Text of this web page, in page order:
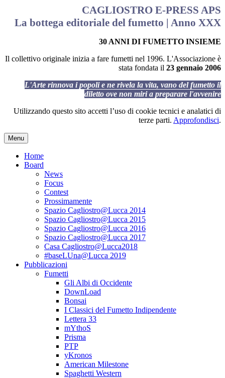
CAGLIOSTRO E-PRESS APS
La bottega editoriale del fumetto | Anno XXX
30 ANNI DI FUMETTO INSIEME
Il collettivo originale inizia a fare fumetti nel 1996. L'Associazione è
stata fondata il 23 gennaio 2006
L'Arte rinnova i popoli e ne rivela la vita, vano del fumetto il
diletto ove non miri a preparare l'avvenire
Utilizzando questo sito accetti l’uso di cookie tecnici e analatici di
terze parti. Approfondisci.
Menu
Home
Board
News
Focus
Contest
Prossimamente
Spazio Cagliostro@Lucca 2014
Spazio Cagliostro@Lucca 2015
Spazio Cagliostro@Lucca 2016
Spazio Cagliostro@Lucca 2017
Casa Cagliostro@Lucca2018
#baseLUna@Lucca 2019
Pubblicazioni
Fumetti
Gli Albi di Occidente
DownLoad
Bonsai
I Classici del Fumetto Indipendente
Lettera 33
mYthoS
Prisma
PTP
yKronos
American Milestone
Spaghetti Western